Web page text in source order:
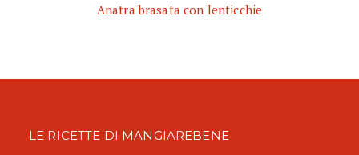
Anatra brasata con lenticchie
LE RICETTE DI MANGIAREBENE